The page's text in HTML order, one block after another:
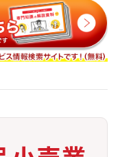
マーケティング部門
要です。